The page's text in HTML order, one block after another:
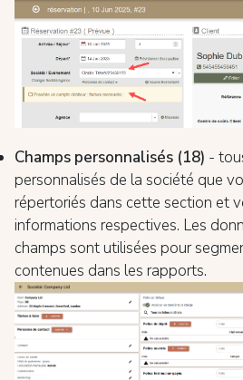
Champs personnalisés (18) -
personnalisés de la société que
répertoriés dans cette section et
informations respectives. Les
champs sont utilisées pour
contenues dans les rapports.